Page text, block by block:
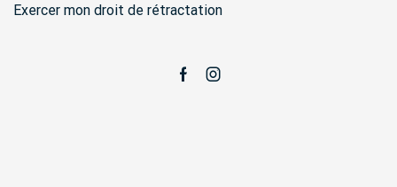
Exercer mon droit de rétractation
FacebookInstagram